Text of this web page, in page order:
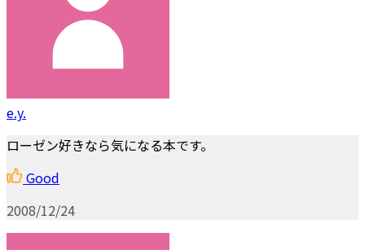
e.y.
ローゼン好きなら気になる本です。
Good
2008/12/24